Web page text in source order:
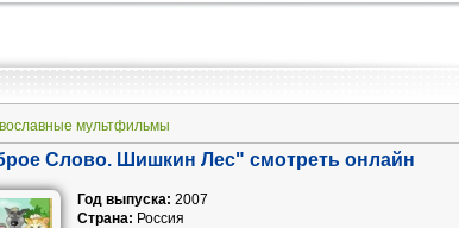
мультфильмы
Слово. Шишкин Лес" смотреть онлайн
Год выпуска: 2007
Страна: Россия